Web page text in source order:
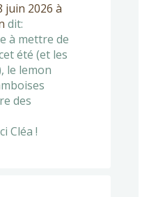
juin 2026 à
dit:
à mettre de
été (et les
le lemon
des
Cléa !